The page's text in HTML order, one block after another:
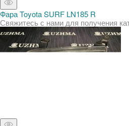
Фара Toyota SURF LN185 R
Свяжитесь с нами для получения